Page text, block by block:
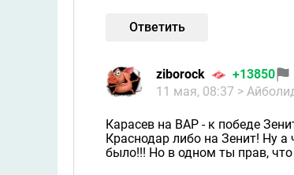
Ответить
ziborock
+13850
11 мая, 08:37 >
Карасев на ВАР - к победе
Краснодар либо на Зенит! Ну
было!!! Но в одном ты прав, что